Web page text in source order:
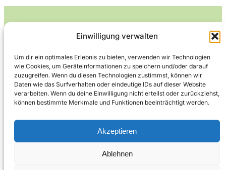
Einwilligung verwalten
Um dir ein optimales Erlebnis zu bieten, verwenden wir Technologien
wie Cookies, um Geräteinformationen zu speichern und/oder darauf
zuzugreifen. Wenn du diesen Technologien zustimmst, können wir
Daten wie das Surfverhalten oder eindeutige IDs auf dieser Website
verarbeiten. Wenn du deine Einwilligung nicht erteilst oder zurückziehst,
können bestimmte Merkmale und Funktionen beeinträchtigt werden.
Akzeptieren
Ablehnen
Leckerlife
Lecker essen – gesund leben.
Kontakt